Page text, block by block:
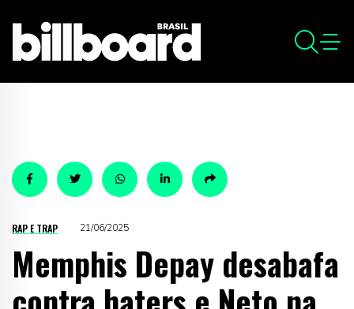
RAP E TRAP 21/06/2025
Memphis Depay desabafa